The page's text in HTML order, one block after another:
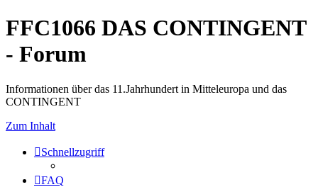
FFC1066 DAS CONTINGENT
- Forum
Informationen über das 11.Jahrhundert in Mitteleuropa und das
CONTINGENT
Zum Inhalt
Schnellzugriff
FAQ